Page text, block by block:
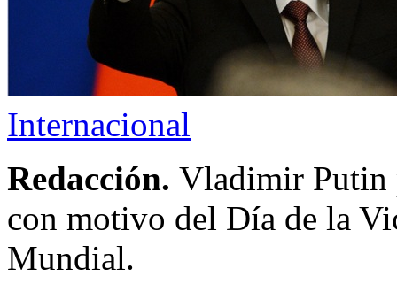
Internacional
Redacción. Vladimir Putin
con motivo del Día de la
Mundial.